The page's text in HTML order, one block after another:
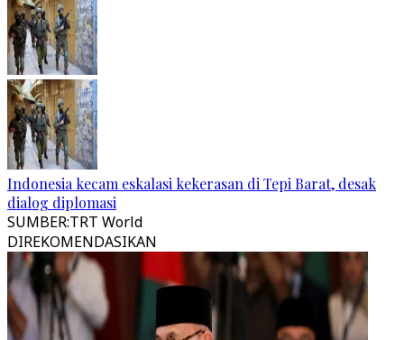
Indonesia kecam eskalasi kekerasan di Tepi Barat, desak
dialog diplomasi
SUMBER:TRT World
DIREKOMENDASIKAN